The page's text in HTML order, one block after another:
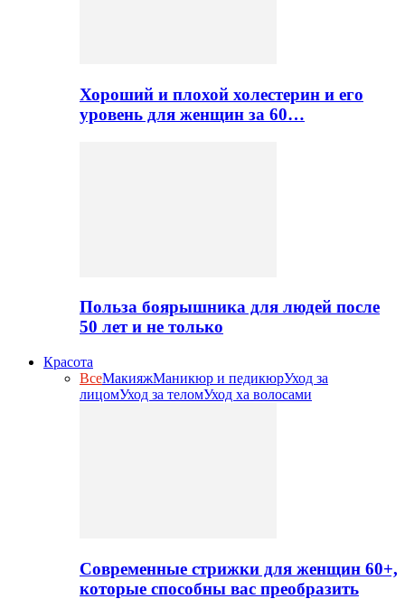
Хороший и плохой холестерин и его
уровень для женщин за 60…
Польза боярышника для людей после
50 лет и не только
Красота
ВсеМакияжМаникюр и педикюрУход за
лицомУход за теломУход ха волосами
Современные стрижки для женщин 60+,
которые способны вас преобразить